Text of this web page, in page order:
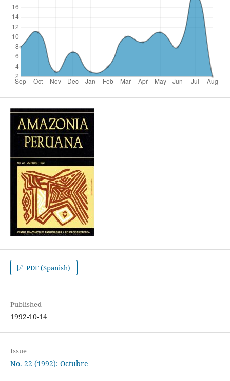
PDF (Spanish)
Published
1992-10-14
Issue
No. 22 (1992): Octubre